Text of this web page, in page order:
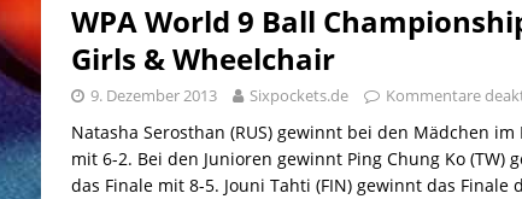
WPA World 9 Ball
Girls & Wheelchair
9. Dezember 2013 Sixpockets.de Kommentare
Natasha Serosthan (RUS) gewinnt bei den Mädchen im
mit 6-2. Bei den Junioren gewinnt Ping Chung Ko (TW)
das Finale mit 8-5. Jouni Tahti (FIN) gewinnt das